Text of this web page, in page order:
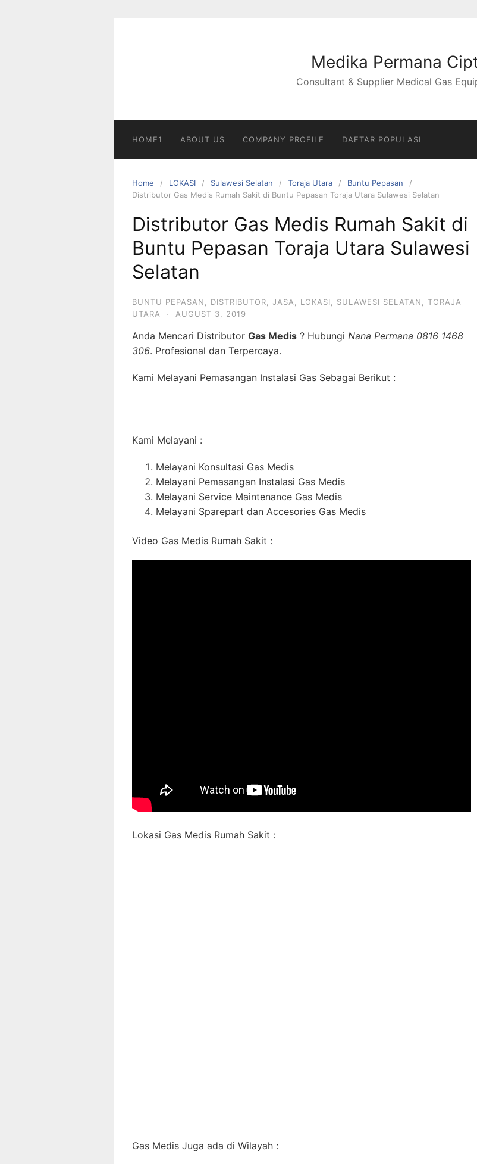
Medika Permana
Consultant & Supplier Medical Gas
HOME1 ABOUT US COMPANY PROFILE DAFTAR POPULASI
Home LOKASI Sulawesi Selatan Toraja Utara
Buntu Pepasan
Distributor Gas Medis Rumah Sakit di Buntu Pepasan Toraja Utara Sulawesi Selatan
Distributor Gas Medis Rumah Sakit di
Buntu Pepasan Toraja Utara Sulawesi
Selatan
BUNTU PEPASAN DISTRIBUTOR JASA LOKASI SULAWESI SELATAN
TORAJA
UTARA
· AUGUST 3, 2019
Anda Mencari Distributor Gas Medis ? Hubungi Nana Permana 0816 1468
306. Profesional dan Terpercaya.
Kami Melayani Pemasangan Instalasi Gas Sebagai Berikut :
Kami Melayani :
Melayani Konsultasi Gas Medis
Melayani Pemasangan Instalasi Gas Medis
Melayani Service Maintenance Gas Medis
Melayani Sparepart dan Accesories Gas Medis
Video Gas Medis Rumah Sakit :
Lokasi Gas Medis Rumah Sakit :
Gas Medis Juga ada di Wilayah :